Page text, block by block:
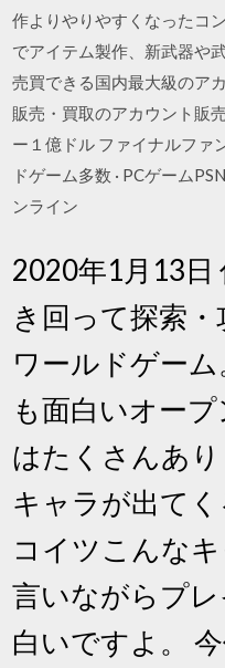
作よりやりやすくなったコ
でアイテム製作、新武器や
売買できる国内最大級のア
販売・買取のアカウント販
ー１億ドル ファイナルファ
ドゲーム多数 · PCゲーム
ンライン
2020年1月13日
き回って探索
ワールドゲー
も面白いオー
はたくさんあ
キャラが出て
コイツこんな
言いながらプ
白いですよ。